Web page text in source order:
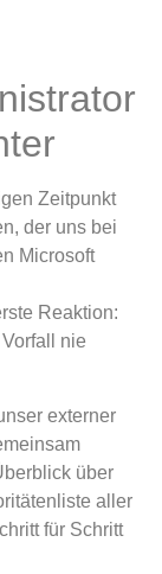
Zeitpunkt
der uns bei
Microsoft
Reaktion:
nie
externer
über
aller
für Schritt